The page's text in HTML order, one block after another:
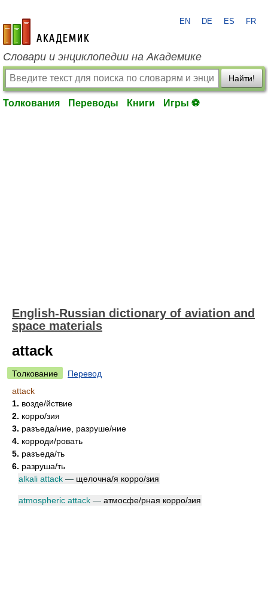
academic.ru
EN DE ES FR
Словари и энциклопедии на Академике
Найти!
Толкования Переводы Книги Игры ⚽
English-Russian dictionary of aviation and
space materials
attack
Толкование
Перевод
attack
1. возде/йствие
2. корро/зия
3. разъеда/ние, разруше/ние
4. корроди/ровать
5. разъеда/ть
6. разруша/ть
alkali attack — щелочна/я корро/зия
atmospheric attack — атмосфе/рная корро/зия